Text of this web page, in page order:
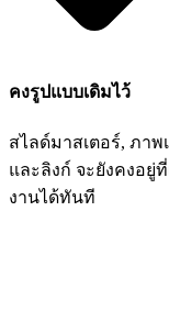
คงรูปแบบเดิมไว้
สไลด์มาสเตอร์, ภา
และลิงก์ จะยังคงอ
งานได้ทันที